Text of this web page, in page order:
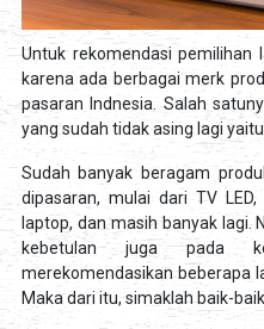
Untuk rekomendasi
karena ada berbagai merk
pasaran Indnesia. Salah
yang sudah tidak asing lagi
Sudah banyak beragam
dipasaran, mulai dari TV
laptop, dan masih banyak lagi.
kebetulan juga pada
merekomendasikan beberapa
Maka dari itu, simaklah baik-